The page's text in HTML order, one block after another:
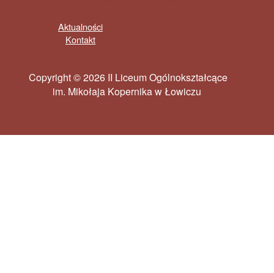
Aktualności
Kontakt
Copyright © 2026 II Liceum Ogólnokształcące
im. Mikołaja Kopernika w Łowiczu